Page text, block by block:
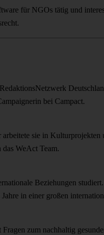
für NGOs tätig und
bei Campact.
sie in
WeAct Team.
Beziehungen
in einer großen
zum nachhaltig